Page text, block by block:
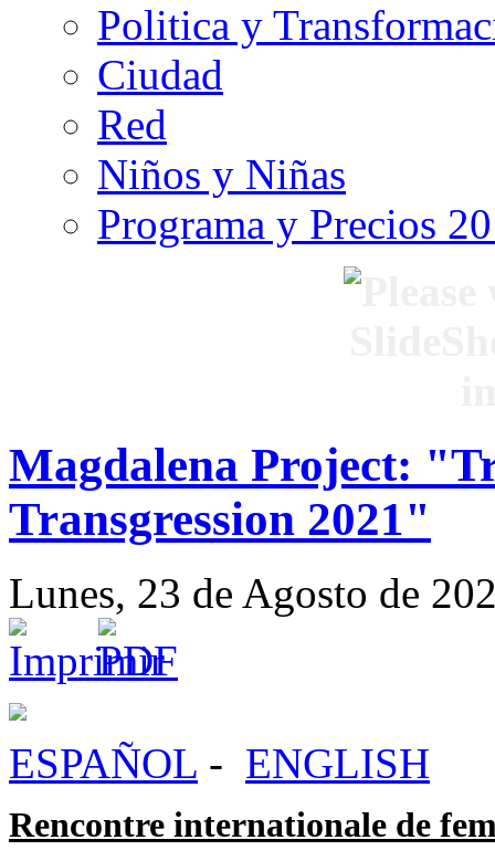
Politica y
Ciudad
Red
Niños y Niñas
Programa y Precios
Magdalena Project:
Transgression 2021"
Lunes, 23 de Agosto de
ESPAÑOL - ENGLISH
Rencontre internationale de